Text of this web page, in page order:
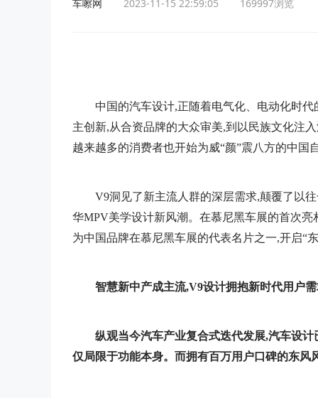
车嚓网 2023-11-15 22:59:05 169997浏览
中国的汽车设计,正随着电气化、电动化时
主创新,从合资品牌的大众审美,到以民族文化注
越来越多的消费者也开始为威“颜”震八方的中国
V9洞见了新主流人群的深层需求,颠覆了以
华MPV美学设计新风潮。在慕尼黑车展的首次
为中国品牌在慕尼黑车展的代表名片之一,开启“
智慧新中产成主流,V9设计拥抱新时代用户
纵观当今汽车产业复合式迭代发展,汽车设计
仅局限于功能本身。 而拥有百万用户口碑的东风